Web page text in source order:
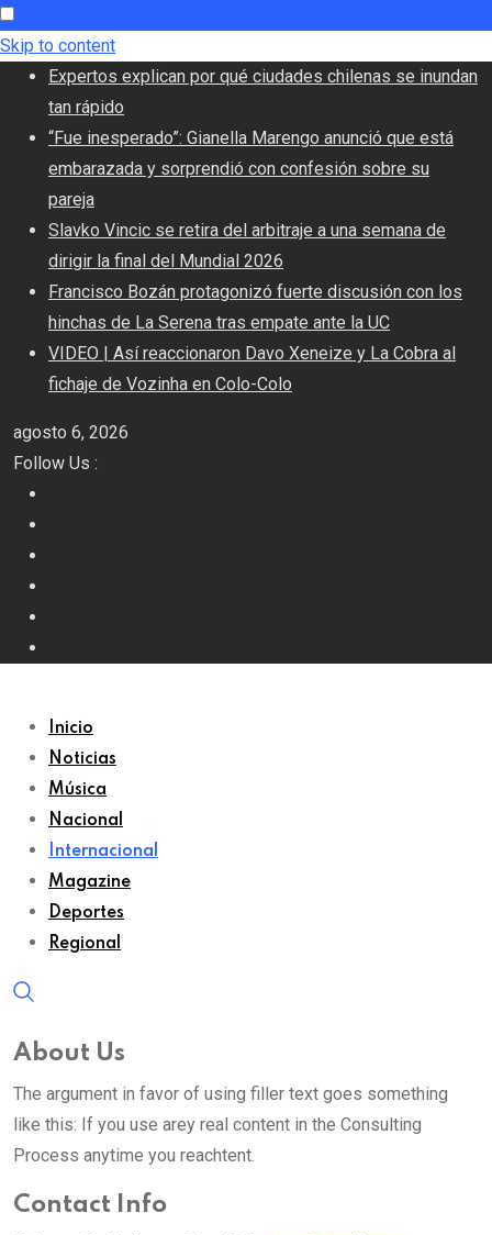
Skip to content
Expertos explican por qué ciudades chilenas se inundan
tan rápido
“Fue inesperado”: Gianella Marengo anunció que está
embarazada y sorprendió con confesión sobre su
pareja
Slavko Vincic se retira del arbitraje a una semana de
dirigir la final del Mundial 2026
Francisco Bozán protagonizó fuerte discusión con los
hinchas de La Serena tras empate ante la UC
VIDEO | Así reaccionaron Davo Xeneize y La Cobra al
fichaje de Vozinha en Colo-Colo
agosto 6, 2026
Follow Us :
Inicio
Noticias
Música
Nacional
Internacional
Magazine
Deportes
Regional
About Us
The argument in favor of using filler text goes something
like this: If you use arey real content in the Consulting
Process anytime you reachtent.
Contact Info